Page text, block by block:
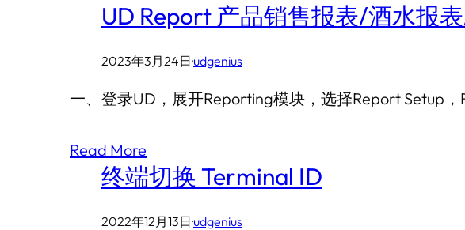
UD Report 产品销售报表/酒水报
2023年3月24日·udgenius
一、登录UD，展开Reporting模块，选择Report Setup
Read More
终端切换 Terminal ID
2022年12月13日·udgenius